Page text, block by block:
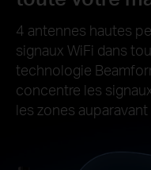
4 antennes hautes
signaux WiFi dans
technologie
concentre les
les zones